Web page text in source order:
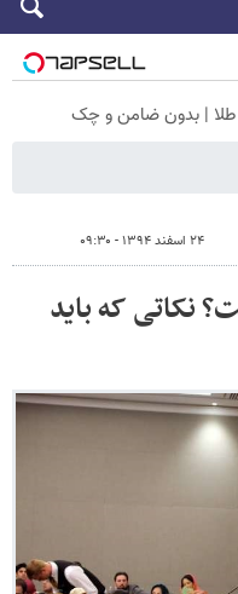
۲۴ اسفند ۱۳۹۴ - ۰۹:۳۰
نکاتی که باید